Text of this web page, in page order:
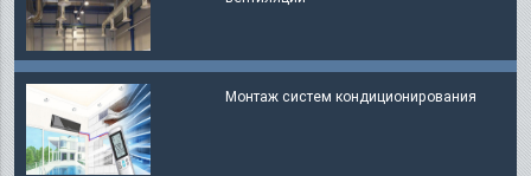
Монтаж систем кондиционирования